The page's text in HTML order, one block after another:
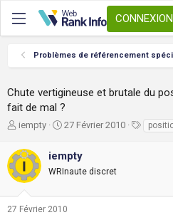
CONNEXION
Problèmes de référencement
Chute vertigineuse et brutale du
fait de mal ?
A
t
e
u
e
iempty
D
e
d
é
27 Février 2010
iempty
WRInaute discret
27 Février 2010